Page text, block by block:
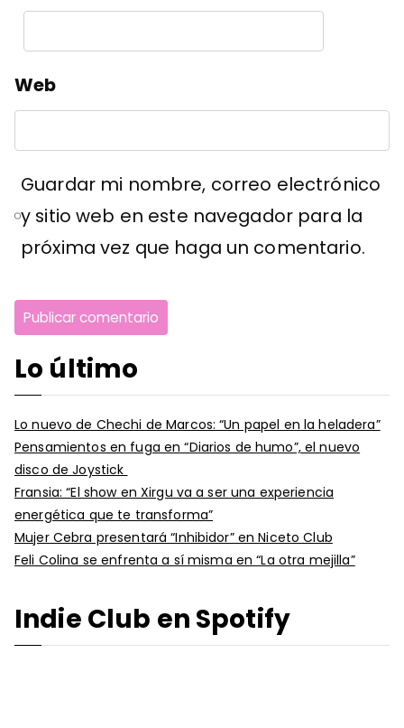
Web
Guardar mi nombre, correo electrónico
y sitio web en este navegador para la
próxima vez que haga un comentario.
Lo último
Lo nuevo de Chechi de Marcos: “Un papel en la heladera”
Pensamientos en fuga en “Diarios de humo”, el nuevo
disco de Joystick
Fransia: “El show en Xirgu va a ser una experiencia
energética que te transforma”
Mujer Cebra presentará “Inhibidor” en Niceto Club
Feli Colina se enfrenta a sí misma en “La otra mejilla”
Indie Club en Spotify